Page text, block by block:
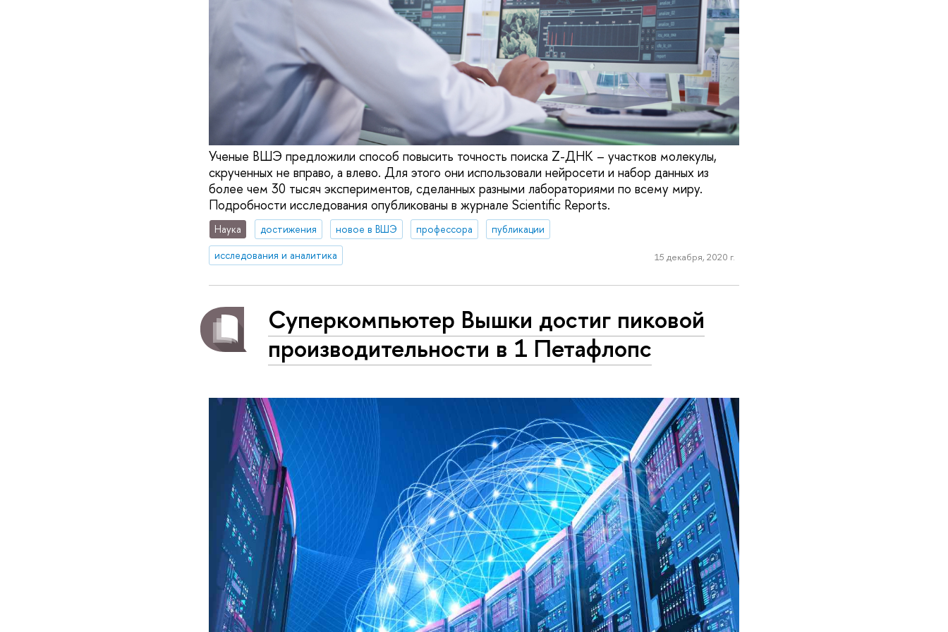
Ученые ВШЭ предложили способ повысить точность поиска Z-ДНК – участков молекулы,
скрученных не вправо, а влево. Для этого они использовали нейросети и набор данных из
более чем 30 тысяч экспериментов, сделанных разными лабораториями по всему миру.
Подробности исследования опубликованы в журнале Scientific Reports.
Наука достижения новое в ВШЭ профессора
публикации
исследования и аналитика
15 декабря, 2020 г.
Суперкомпьютер Вышки достиг пиковой
производительности в 1 Петафлопс